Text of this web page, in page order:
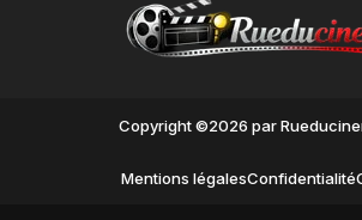
Copyright ©2026 par
Mentions légalesConfidentialité